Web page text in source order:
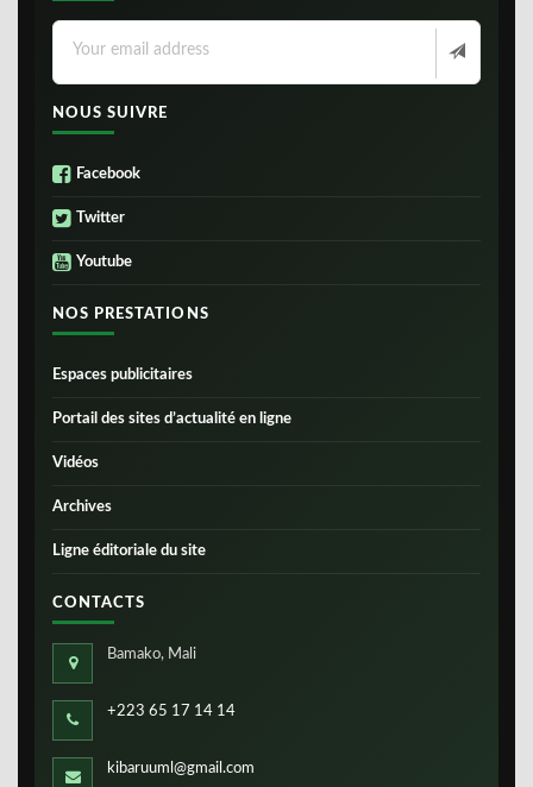
NOUS SUIVRE
Facebook
Twitter
Youtube
NOS PRESTATIONS
Espaces publicitaires
Portail des sites d’actualité en ligne
Vidéos
Archives
Ligne éditoriale du site
CONTACTS
Bamako, Mali
+223 65 17 14 14
kibaruuml@gmail.com